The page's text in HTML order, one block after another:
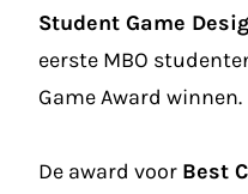
Student Game
eerste MBO
Game Award winnen.
De award voor Best